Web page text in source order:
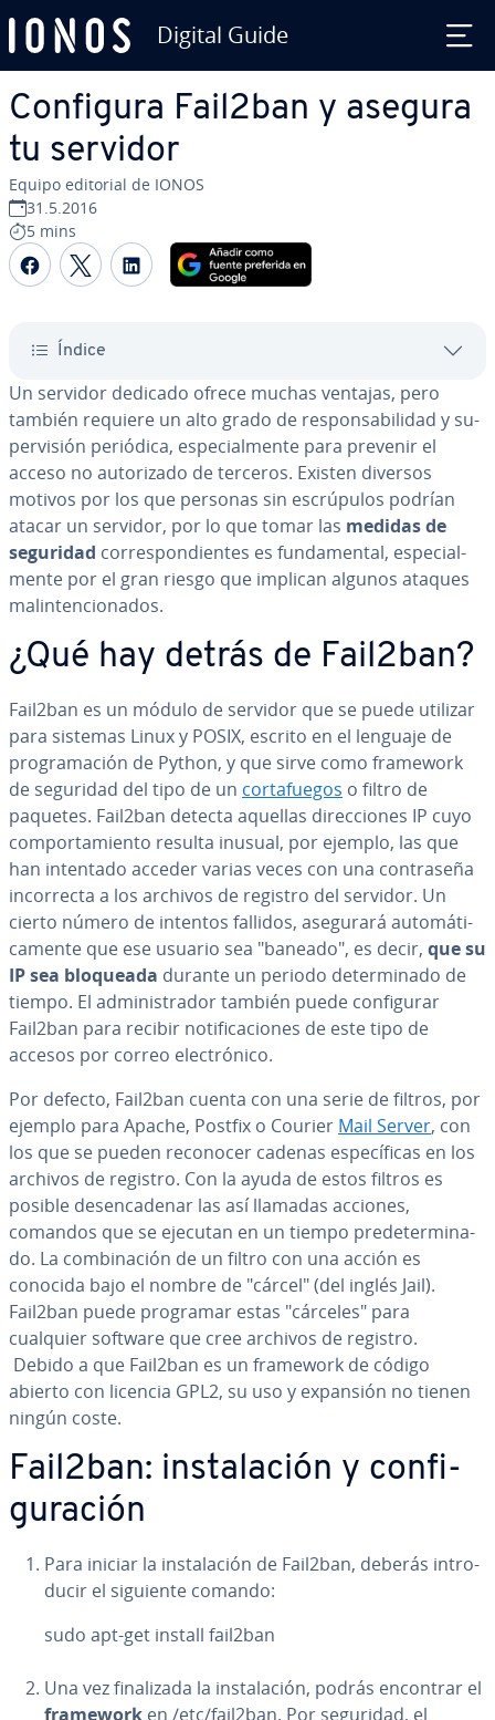
Digital Guide
Configura Fail2ban y asegura
tu servidor
Equipo editorial de IONOS
31.5.2016
5 mins
Compartir Facebook
Compartir Twitter
Compartir LinkedIn
Índice
Un servidor dedicado ofrece muchas ventajas, pero
también requiere un alto grado de re­s­po­n­sa­bi­li­dad y su­
pe­r­vi­sión periódica, es­pe­cia­l­me­n­te para prevenir el
acceso no au­to­ri­za­do de terceros. Existen diversos
motivos por los que personas sin es­crú­pu­los podrían
atacar un servidor, por lo que tomar las medidas de
seguridad co­rre­s­po­n­die­n­tes es fu­n­da­me­n­tal, es­pe­cia­l­
me­n­te por el gran riesgo que implican algunos ataques
ma­li­n­te­n­cio­na­dos.
¿Qué hay detrás de Fail2ban?
Fail2ban es un módulo de servidor que se puede utilizar
para sistemas Linux y POSIX, escrito en el lenguaje de
pro­gra­ma­ción de Python, y que sirve como framework
de seguridad del tipo de un co­r­ta­fue­gos o filtro de
paquetes. Fail2ban detecta aquellas di­re­c­cio­nes IP cuyo
co­m­po­r­ta­mie­n­to resulta inusual, por ejemplo, las que
han intentado acceder varias veces con una co­n­tra­se­ña
in­co­rre­c­ta a los archivos de registro del servidor. Un
cierto número de intentos fallidos, asegurará au­to­má­ti­
ca­me­n­te que ese usuario sea "baneado", es decir, que su
IP sea bloqueada durante un periodo de­te­r­mi­na­do de
tiempo. El ad­mi­ni­s­tra­dor también puede co­n­fi­gu­rar
Fail2ban para recibir no­ti­fi­ca­cio­nes de este tipo de
accesos por correo ele­c­tró­ni­co.
Por defecto, Fail2ban cuenta con una serie de filtros, por
ejemplo para Apache, Postfix o Courier Mail Server, con
los que se pueden reconocer cadenas es­pe­cí­fi­cas en los
archivos de registro. Con la ayuda de estos filtros es
posible des­en­ca­de­nar las así llamadas acciones,
comandos que se ejecutan en un tiempo pre­de­te­r­mi­na­
do. La co­m­bi­na­ción de un filtro con una acción es
conocida bajo el nombre de "cárcel" (del inglés Jail).
Fail2ban puede programar estas "cárceles" para
cualquier software que cree archivos de registro.
Debido a que Fail2ban es un framework de código
abierto con licencia GPL2, su uso y expansión no tienen
ningún coste.
Fail2ban: in­s­ta­la­ción y co­n­fi­
gu­ra­ción
Para iniciar la in­s­ta­la­ción de Fail2ban, deberás in­tro­
du­cir el siguiente comando:
sudo apt-get install fail2ban
Una vez fi­na­li­za­da la in­s­ta­la­ción, podrás encontrar el
framework en /etc/fail2ban. Por seguridad, el